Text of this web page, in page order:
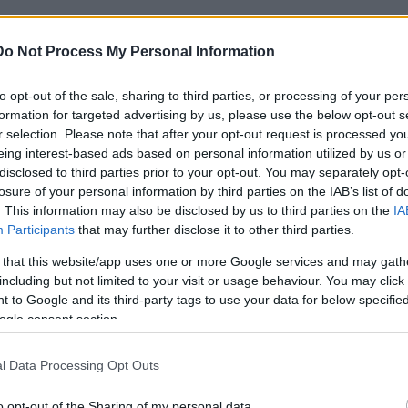
Not Process My Personal Information
opt-out of the sale, sharing to third parties, or processing of your
for targeted advertising by us, please use the below opt-out
selection. Please note that after your opt-out request is processed
interest-based ads based on personal information utilized by us
to third parties prior to your opt-out. You may separately
of your personal information by third parties on the IAB’s list of
This information may also be disclosed by us to third parties on the
Participants that may further disclose it to other third parties.
that this website/app uses one or more Google services and may
but not limited to your visit or usage behaviour. You may
to Google and its third-party tags to use your data for below
consent section.
Data Processing Opt Outs
που υπάρχουν εδώ και μήνες, η άσκηση της νέας
αλλά ως εξέλιξηεπιβεβλημένηαπό τα πορίσματα
η δήλωση, «Η προσεκτική και επίπονη διερεύνηση
εκ μέρους της εισαγγελίας Αθηνών, παρέχειεπαρκή
οι οποίες εφόσον αποδειχθούν στο σύνολό
κατά συρροή δολοφονίες της σύγχρονης εποχής
Αγγλικών σε μόνο 2 ημέρες στα